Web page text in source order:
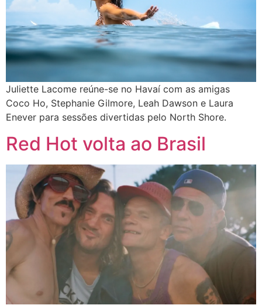
Juliette Lacome reúne-se no Havaí com as amigas
Coco Ho, Stephanie Gilmore, Leah Dawson e Laura
Enever para sessões divertidas pelo North Shore.
Red Hot volta ao Brasil